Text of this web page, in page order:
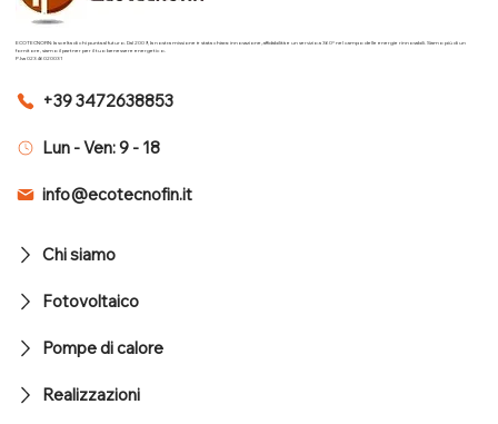
ECOTECNOFIN: la scelta di chi punta al futuro. Dal 2009, la nostra missione è stata chiara: innovazione, affidabilità e un servizio a 360° nel campo delle energie rinnovabili. Siamo più di un
fornitore, siamo il partner per il tuo benessere energetico.
P.Iva 02346020031
+39 3472638853
Lun - Ven: 9 - 18
info@ecotecnofin.it
Chi siamo
Fotovoltaico
Realizzazioni
Pompe di calore